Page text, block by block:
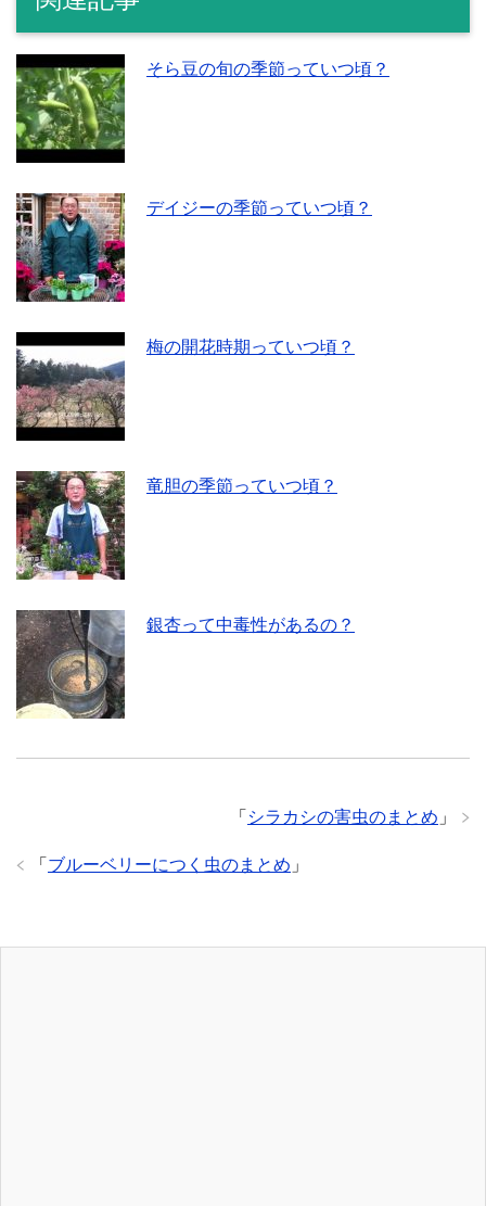
そら豆の旬の季節っていつ頃？
デイジーの季節っていつ頃？
梅の開花時期っていつ頃？
竜胆の季節っていつ頃？
銀杏って中毒性があるの？
「 シラカシの害虫のまとめ 」
「 ブルーベリーにつく虫のまとめ 」